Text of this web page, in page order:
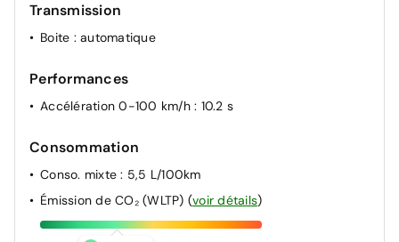
Transmission
Boite : automatique
Performances
Accélération 0-100 km/h : 10.2 s
Consommation
Conso. mixte: 5,5 L/100km
Émission de CO₂ (WLTP) (voir détails)